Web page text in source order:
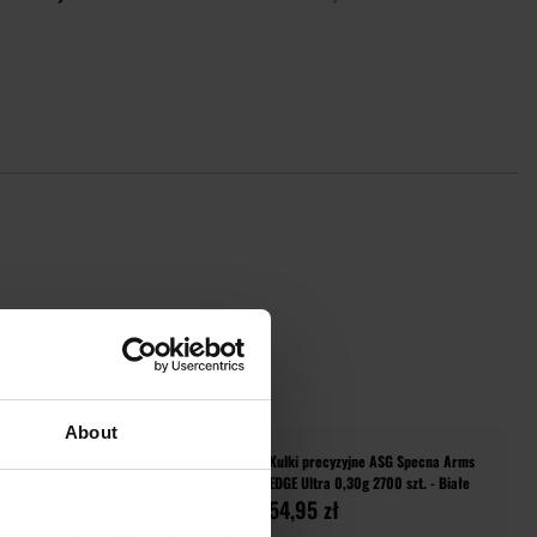
About
Kulki precyzyjne ASG Specna Arms
EDGE Ultra 0,30g 2700 szt. - Białe
54,95 zł